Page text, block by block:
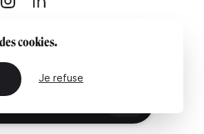
légales Contactez-nous
cookies.
Je refuse